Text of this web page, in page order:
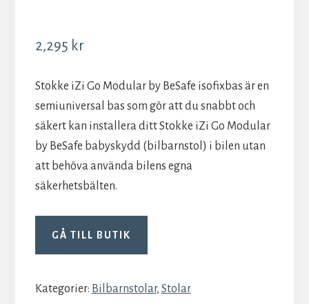
2,295 kr
Stokke iZi Go Modular by BeSafe isofixbas är en
semiuniversal bas som gör att du snabbt och
säkert kan installera ditt Stokke iZi Go Modular
by BeSafe babyskydd (bilbarnstol) i bilen utan
att behöva använda bilens egna
säkerhetsbälten.
GÅ TILL BUTIK
Kategorier: Bilbarnstolar, Stolar